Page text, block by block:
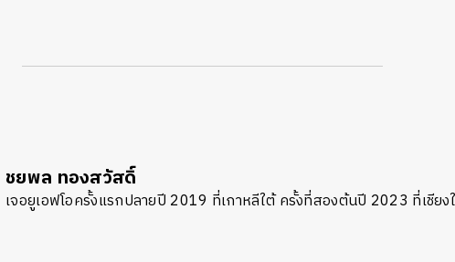
ชยพล ทองสวัสดิ์
เจอยูเอฟโอครั้งแรกปลายปี 2019 ที่เกาหลีใต้ ครั้งที่สองต้นปี 2023 ที่เชียง